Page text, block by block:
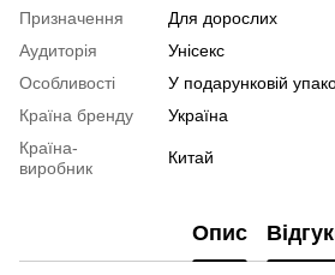
Призначення
Для дорослих
Аудиторія
Унісекс
Особливості
У подарунковій
Країна бренду
Україна
Країна-
виробник
Китай
Опис